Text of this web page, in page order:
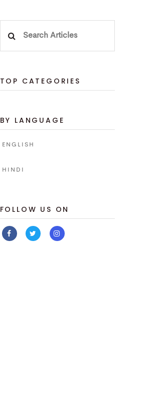
TOP CATEGORIES
BY LANGUAGE
ENGLISH
HINDI
FOLLOW US ON